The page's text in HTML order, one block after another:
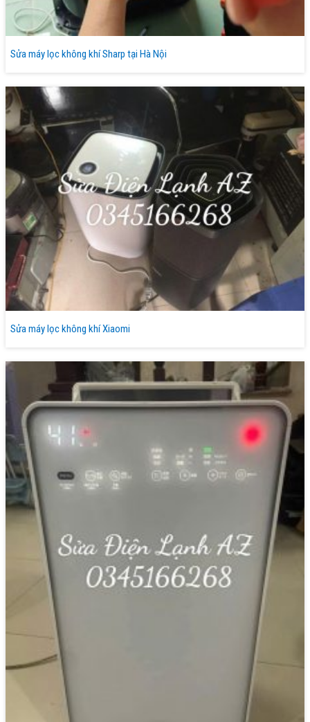
Sửa máy lọc không khí Sharp tại Hà Nội
Sửa máy lọc không khí Xiaomi